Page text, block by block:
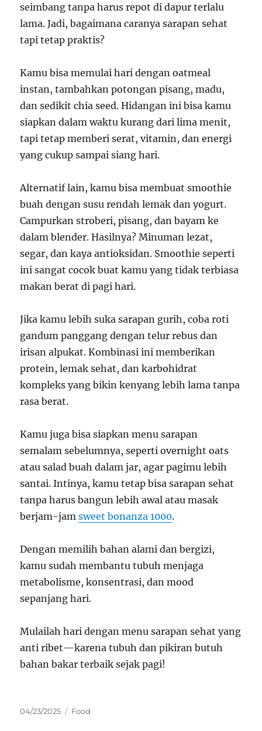
seimbang tanpa harus repot di dapur terlalu
lama. Jadi, bagaimana caranya sarapan sehat
tapi tetap praktis?
Kamu bisa memulai hari dengan oatmeal
instan, tambahkan potongan pisang, madu,
dan sedikit chia seed. Hidangan ini bisa kamu
siapkan dalam waktu kurang dari lima menit,
tapi tetap memberi serat, vitamin, dan energi
yang cukup sampai siang hari.
Alternatif lain, kamu bisa membuat smoothie
buah dengan susu rendah lemak dan yogurt.
Campurkan stroberi, pisang, dan bayam ke
dalam blender. Hasilnya? Minuman lezat,
segar, dan kaya antioksidan. Smoothie seperti
ini sangat cocok buat kamu yang tidak terbiasa
makan berat di pagi hari.
Jika kamu lebih suka sarapan gurih, coba roti
gandum panggang dengan telur rebus dan
irisan alpukat. Kombinasi ini memberikan
protein, lemak sehat, dan karbohidrat
kompleks yang bikin kenyang lebih lama tanpa
rasa berat.
Kamu juga bisa siapkan menu sarapan
semalam sebelumnya, seperti overnight oats
atau salad buah dalam jar, agar pagimu lebih
santai. Intinya, kamu tetap bisa sarapan sehat
tanpa harus bangun lebih awal atau masak
berjam-jamsweet bonanza 1000.
Dengan memilih bahan alami dan bergizi,
kamu sudah membantu tubuh menjaga
metabolisme, konsentrasi, dan mood
sepanjang hari.
Mulailah hari dengan menu sarapan sehat yang
anti ribet—karena tubuh dan pikiran butuh
bahan bakar terbaik sejak pagi!
Posted
04/23/2025 Categories
Food